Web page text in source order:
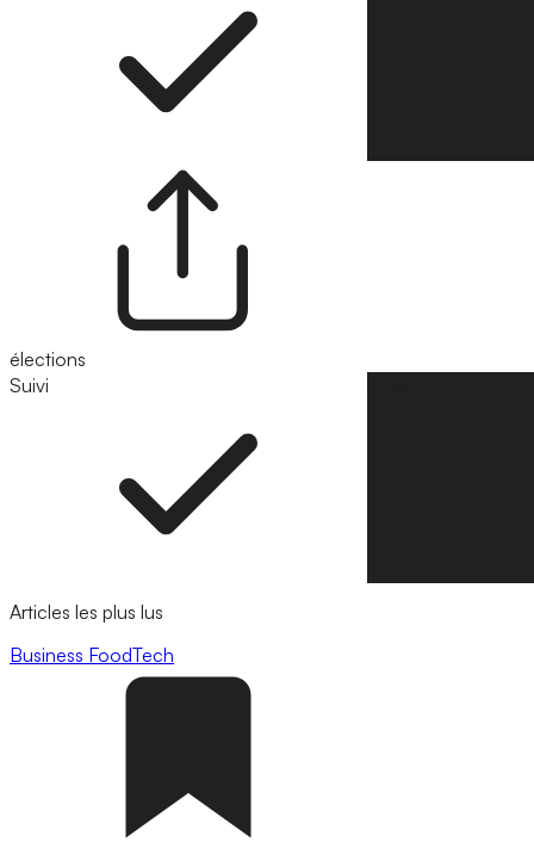
élections
Suivi
Articles les plus lus
Business FoodTech